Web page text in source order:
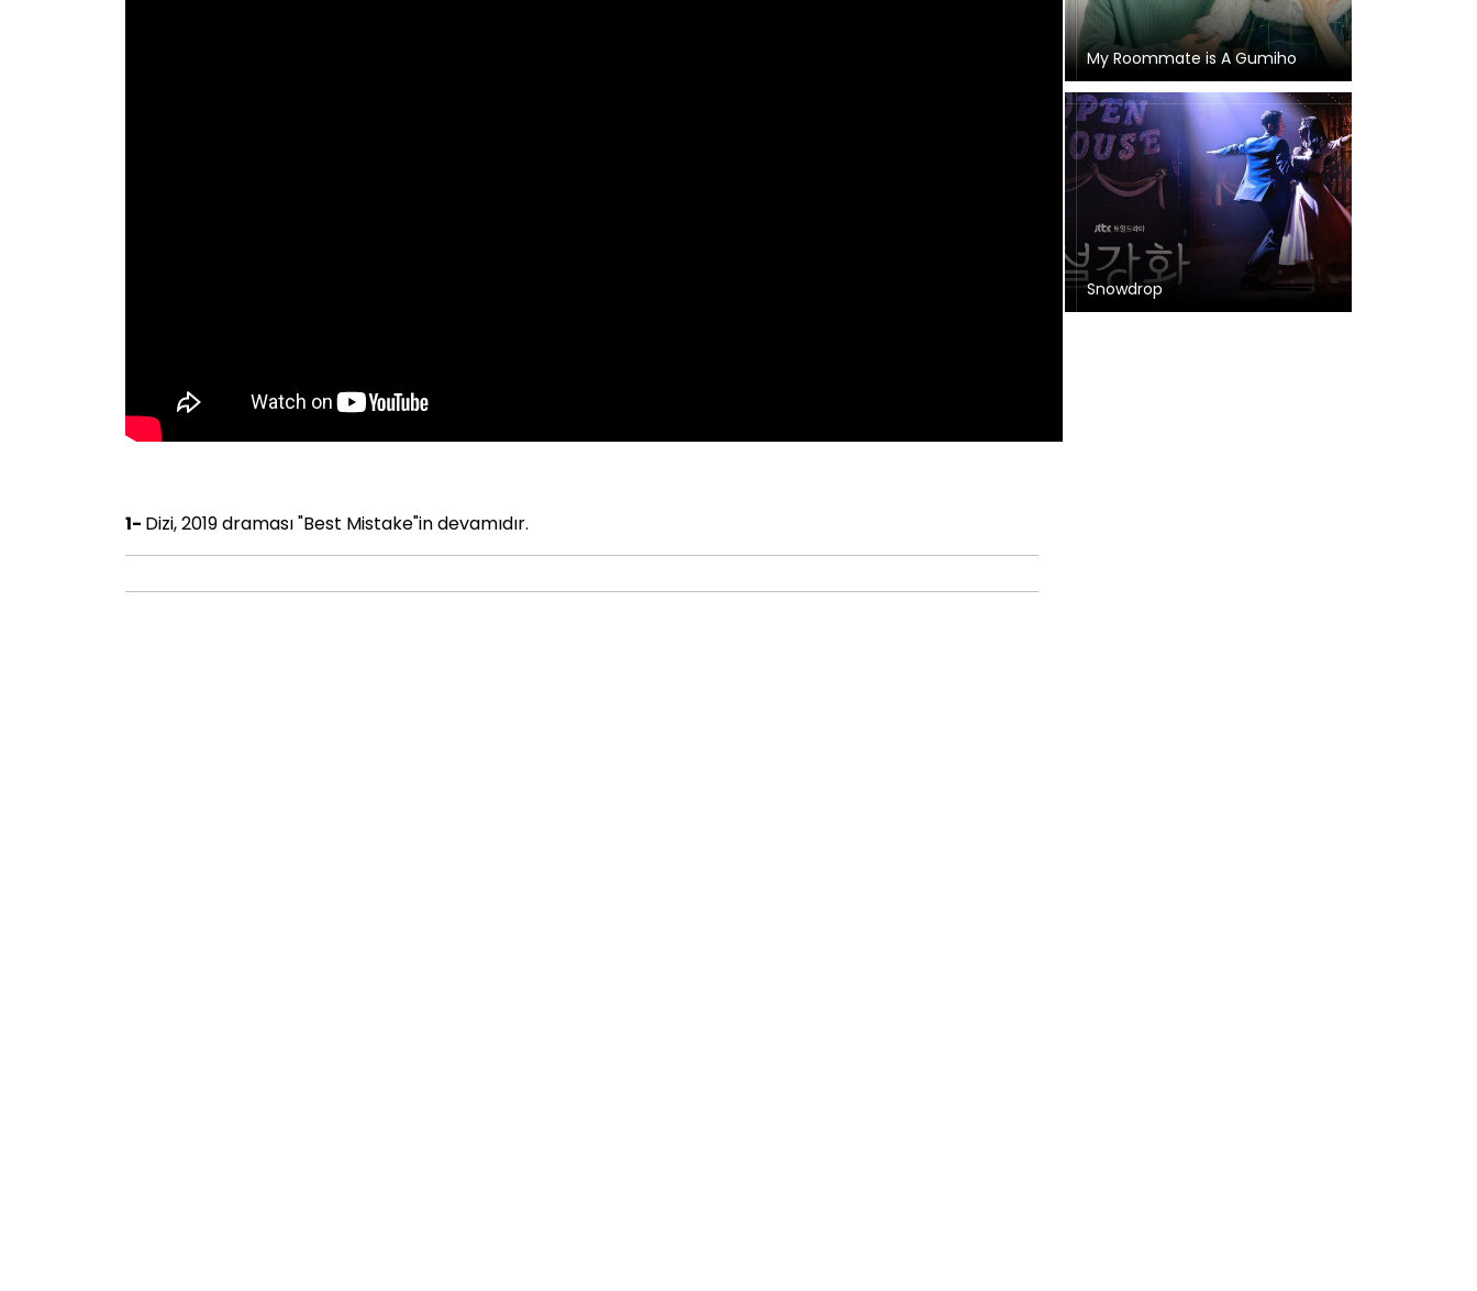
1- Dizi, 2019 draması "Best Mistake"in devamıdır.
My Roommate is A Gumiho
Snowdrop